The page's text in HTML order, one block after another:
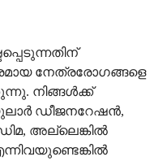
നേത്രരോഗങ്ങളെ
നിങ്ങൾക്ക്
ഡീജനറേഷൻ,
അല്ലെങ്കിൽ